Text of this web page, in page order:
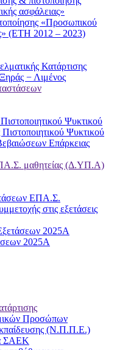
ασφάλειας»
«Προσωπικού
(ΕΤΗ 2012 – 2023)
Κατάρτισης
− Λιμένος
Ψυκτικού
Ψυκτικού
Επάρκειας
μαθητείας (Δ.ΥΠ.Α)
ΕΠΑ.Σ.
στις εξετάσεις
2025A
2025Α
Προσώπων
(Ν.Π.Π.Ε.)
ΣΑΕΚ